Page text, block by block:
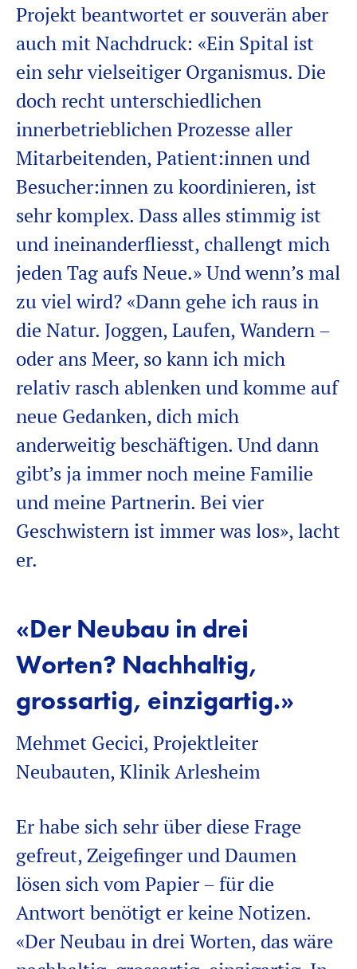
Projekt beantwortet er souverän aber
auch mit Nachdruck: «Ein Spital ist
ein sehr vielseitiger Organismus. Die
doch recht unterschiedlichen
innerbetrieblichen Prozesse aller
Mitarbeitenden,Patient:innenund
Besucher:innen zu koordinieren, ist
sehr komplex. Dass alles stimmig ist
und ineinanderfliesst, challengtmich
jeden Tag aufs Neue.» Und wenn’s mal
zu viel wird? «Dann gehe ich raus in
die Natur. Joggen, Laufen, Wandern –
oder ans Meer, so kann ich mich
relativ rasch ablenken und komme auf
neue Gedanken, dichmich
anderweitig beschäftigen. Und dann
gibt’s ja immer noch meine Familie
und meine Partnerin. Bei vier
Geschwistern ist immer was los», lacht
er.
«Der Neubau in drei
Worten? Nachhaltig,
grossartig, einzigartig.»
Mehmet Gecici, Projektleiter
Neubauten, Klinik Arlesheim
Er habe sich sehr über diese Frage
gefreut, Zeigefinger und Daumen
lösen sich vom Papier – für die
Antwort benötigt er keine Notizen.
«Der Neubau in drei Worten, das wäre